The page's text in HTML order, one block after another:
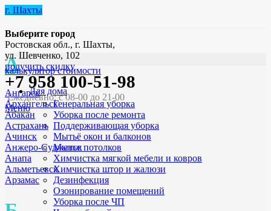
г. Шахты
Выберите город
А
Ангарск
Архангельск
Абакан
Астрахань
Ачинск
Анжеро-Судженск
Анапа
Альметьевск
Арзамас
Ростовская обл., г. Шахты,
ул. Шевченко, 102
получить скидку
+7 958 100-51-98
Ежедневно: с 08-00 до 21-00
Меню
калькулятор стоимости
Для дома
Генеральная уборка
Уборка после ремонта
Поддерживающая уборка
Мытьё окон и балконов
Мытье потолков
Химчистка мягкой мебели и ковров
Химчистка штор и жалюзи
Дезинфекция
Озонирование помещений
Уборка после ЧП